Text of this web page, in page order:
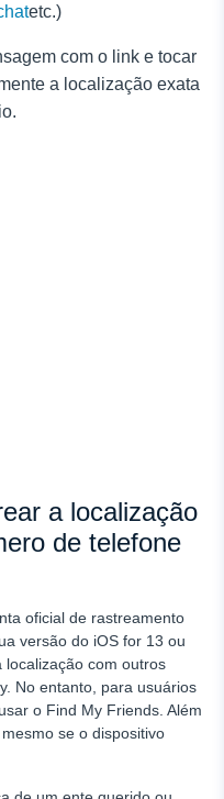
etc.)
com o link e tocar
a localização exata
a localização
de telefone
oficial de rastreamento
versão do iOS for 13 ou
localização com outros
No entanto, para usuários
o Find My Friends. Além
se o dispositivo